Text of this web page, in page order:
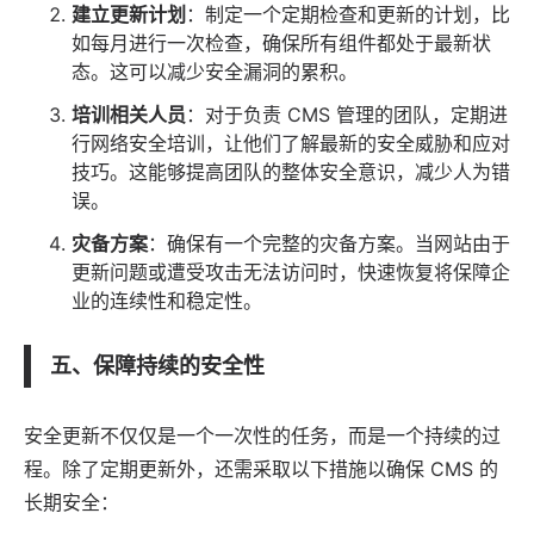
建立更新计划 ：制定一个定期检查和更新的计划，比
如每月进行一次检查，确保所有组件都处于最新状
态。这可以减少安全漏洞的累积。
培训相关人员 ：对于负责 CMS 管理的团队，定期进
行网络安全培训，让他们了解最新的安全威胁和应对
技巧。这能够提高团队的整体安全意识，减少人为错
误。
灾备方案：确保有一个完整的灾备方案。当网站由于
更新问题或遭受攻击无法访问时，快速恢复将保障企
业的连续性和稳定性。
五、保障持续的安全性
安全更新不仅仅是一个一次性的任务，而是一个持续的过
程。除了定期更新外，还需采取以下措施以确保 CMS 的
长期安全：